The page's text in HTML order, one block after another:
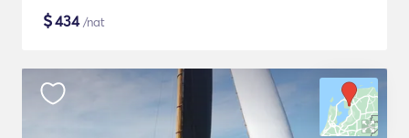
$434/nat